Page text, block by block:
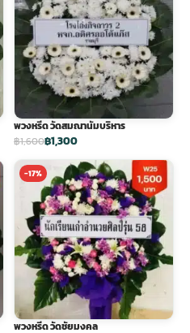
พวงหรีด วัดสมณานัมบริหาร
฿1,600฿1,300
-17%
พวงหรีด วัดชัยมงคล